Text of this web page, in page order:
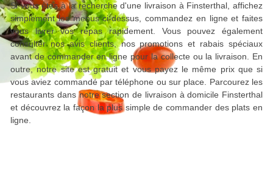
Si vous êtes à la recherche d'une livraison à Finsterthal, affichez
simplement les menus ci-dessus, commandez en ligne et faites
vous livrer vos repas rapidement. Vous pouvez également
consulter nos avis clients, nos promotions et rabais spéciaux
avant de commander en ligne pour la collecte ou la livraison. En
outre, notre site est gratuit et vous payez le même prix que si
vous aviez commandé par téléphone ou sur place. Parcourez les
restaurants dans notre section de livraison à domicile Finsterthal
et découvrez la façon la plus simple de commander des plats en
ligne.